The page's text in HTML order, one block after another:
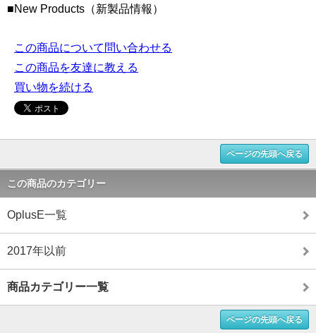
■New Products（新製品情報）
この商品について問い合わせる
この商品を友達に教える
買い物を続ける
ページの先頭へ戻る
この商品のカテゴリー
OplusE一覧
2017年以前
商品カテゴリー一覧
ページの先頭へ戻る